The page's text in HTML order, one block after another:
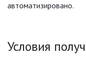
автоматизировано.
Условия